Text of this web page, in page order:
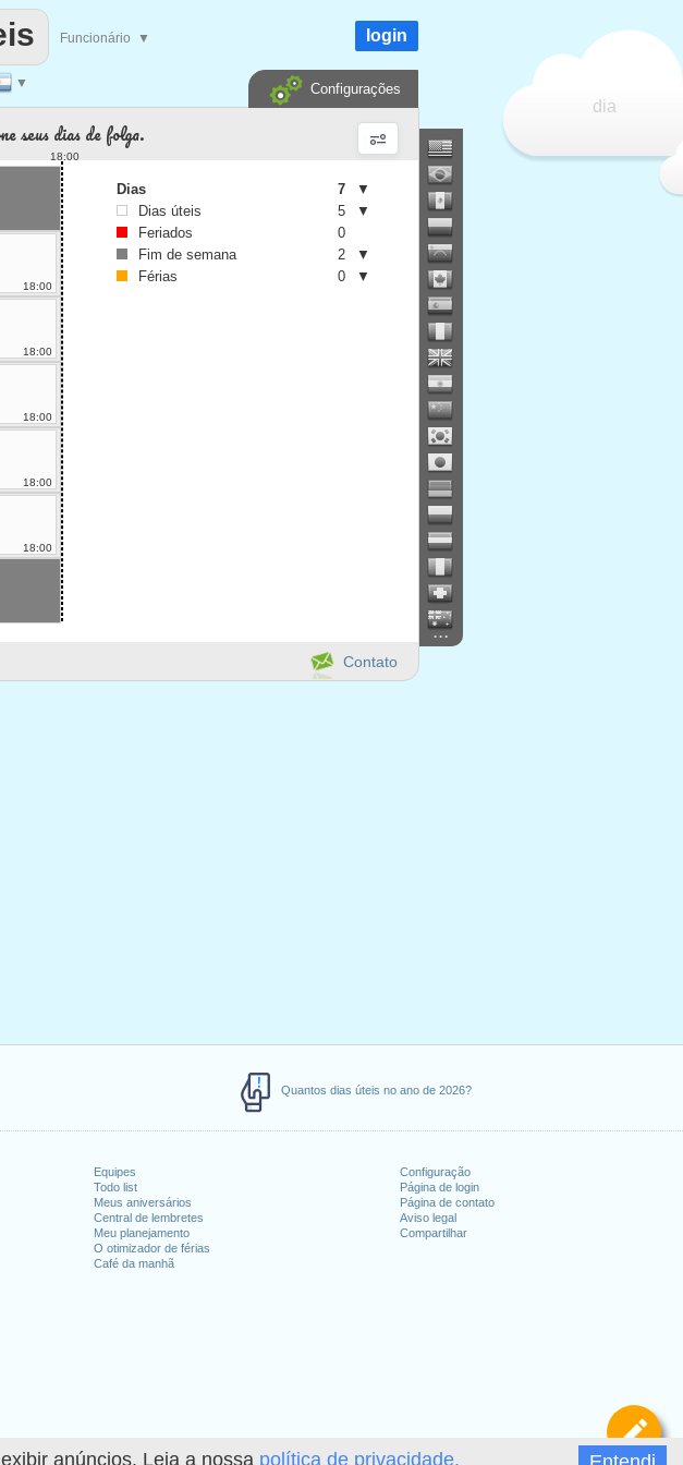
anúncios. Leia a nossa política de privacidade.
Quantos dias úteis no ano de 2026?
Equipes
Todo list
Meus aniversários
Central de lembretes
Meu planejamento
O otimizador de férias
Café da manhã
Configuração
Página de login
Página de contato
Aviso legal
Compartilhar
dia
▼
Funcionário ▼ login
Configurações
...
Contato
seus dias de folga.
18:00
18:00
18:00
18:00
18:00
18:00
Dias 7
▼
Dias úteis
5
▼
Feriados
0
Fim de semana
2
▼
Férias
0 ▼